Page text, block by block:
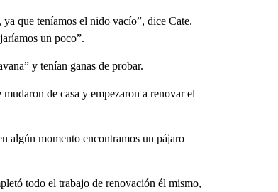
que teníamos el nido vacío”, dice Cate.
un poco”.
y tenían ganas de probar.
de casa y empezaron a renovar el
algún momento encontramos un pájaro
todo el trabajo de renovación él mismo,